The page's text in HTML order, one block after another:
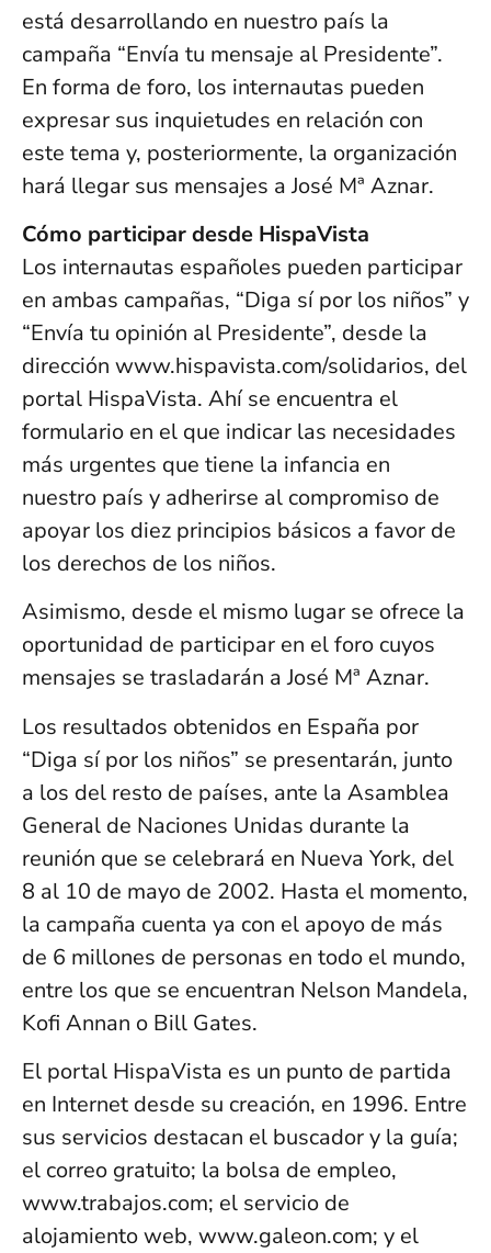
está desarrollando en nuestro país la
campaña “Envía tu mensaje al Presidente”.
En forma de foro, los internautas pueden
expresar sus inquietudes en relación con
este tema y, posteriormente, la organización
hará llegar sus mensajes a José Mª Aznar.
Cómo participar desde HispaVista
Los internautas españoles pueden participar
en ambas campañas, “Diga sí por los niños” y
“Envía tu opinión al Presidente”, desde la
dirección www.hispavista.com/solidarios, del
portal HispaVista. Ahí se encuentra el
formulario en el que indicar las necesidades
más urgentes que tiene la infancia en
nuestro país y adherirse al compromiso de
apoyar los diez principios básicos a favor de
los derechos de los niños.
Asimismo, desde el mismo lugar se ofrece la
oportunidad de participar en el foro cuyos
mensajes se trasladarán a José Mª Aznar.
Los resultados obtenidos en España por
“Diga sí por los niños” se presentarán, junto
a los del resto de países, ante la Asamblea
General de Naciones Unidas durante la
reunión que se celebrará en Nueva York, del
8 al 10 de mayo de 2002. Hasta el momento,
la campaña cuenta ya con el apoyo de más
de 6 millones de personas en todo el mundo,
entre los que se encuentran Nelson Mandela,
Kofi Annan o Bill Gates.
El portal HispaVista es un punto de partida
en Internet desde su creación, en 1996. Entre
sus servicios destacan el buscador y la guía;
el correo gratuito; la bolsa de empleo,
www.trabajos.com; el servicio de
alojamiento web, www.galeon.com; y el